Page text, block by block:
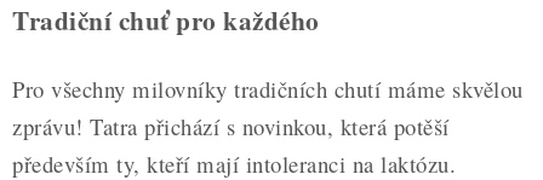
Hodnocení obchodu
Blog
Moje objednávka
Tradiční chuť pro každého
Pro všechny milovníky tradičních chutí máme skvělou
zprávu! Tatra přichází s novinkou, která potěší
především ty, kteří mají intoleranci na laktózu.